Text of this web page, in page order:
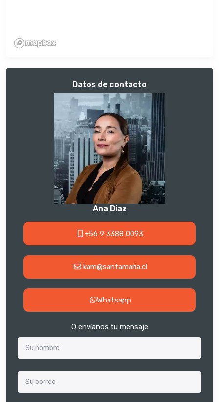
Datos de contacto
Ana Diaz
+56 9 3388 0093
kam@santamaria.cl
Whatsapp
O envíanos tu mensaje